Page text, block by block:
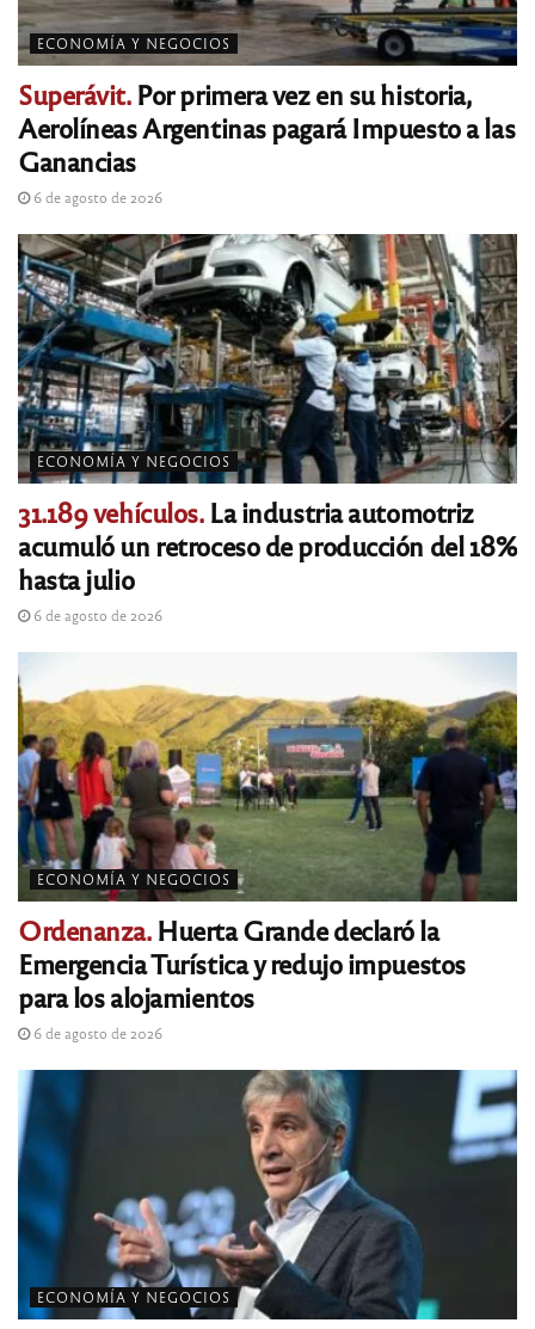
ECONOMÍA Y NEGOCIOS
Superávit.Por primera vez en su historia,
Aerolíneas Argentinas pagará Impuesto a las
Ganancias
6 de agosto de 2026
ECONOMÍA Y NEGOCIOS
31.189 vehículos.La industria automotriz
acumuló un retroceso de producción del 18%
hasta julio
6 de agosto de 2026
ECONOMÍA Y NEGOCIOS
Ordenanza.Huerta Grande declaró la
Emergencia Turística y redujo impuestos
para los alojamientos
6 de agosto de 2026
ECONOMÍA Y NEGOCIOS